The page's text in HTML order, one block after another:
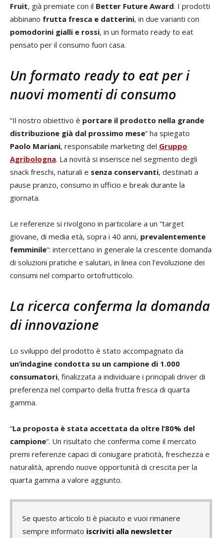
Fruit, già premiate con il Better Future Award. I prodotti
abbinano frutta fresca e datterini, in due varianti con
pomodorini gialli e rossi, in un formato ready to eat
pensato per il consumo fuori casa.
Un formato ready to eat per i
nuovi momenti di consumo
“Il nostro obiettivo è portare il prodotto nella grande
distribuzione già dal prossimo mese” ha spiegato
Paolo Mariani, responsabile marketing del Gruppo
Agribologna. La novità si inserisce nel segmento degli
snack freschi, naturali e senza conservanti, destinati a
pause pranzo, consumo in ufficio e break durante la
giornata.
Le referenze si rivolgono in particolare a un “target
giovane, di media età, sopra i 40 anni, prevalentemente
femminile“: intercettano in generale la crescente domanda
di soluzioni pratiche e salutari, in linea con l’evoluzione dei
consumi nel comparto ortofrutticolo.
La ricerca conferma la domanda
di innovazione
Lo sviluppo del prodotto è stato accompagnato da
un’indagine condotta su un campione di 1.000
consumatori, finalizzata a individuare i principali driver di
preferenza nel comparto della frutta fresca di quarta
gamma.
“La proposta è stata accettata da oltre l’80% del
campione“. Un risultato che conferma come il mercato
premi referenze capaci di coniugare praticità, freschezza e
naturalità, aprendo nuove opportunità di crescita per la
quarta gamma a valore aggiunto.
Se questo articolo ti è piaciuto e vuoi rimanere
sempre informato iscriviti alla newsletter